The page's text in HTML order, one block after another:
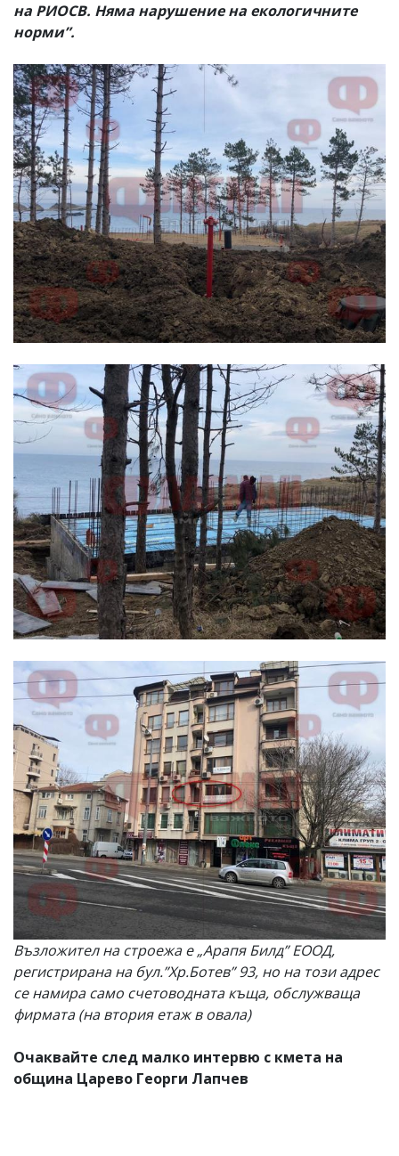
на РИОСВ. Няма нарушение на екологичните
норми”.
Възложител на строежа е „Арапя Билд” ЕООД,
регистрирана на бул.”Хр.Ботев” 93, но на този адрес
се намира само счетоводната къща, обслужваща
фирмата (на втория етаж в овала)
Очаквайте след малко интервю с кмета на
община Царево Георги Лапчев